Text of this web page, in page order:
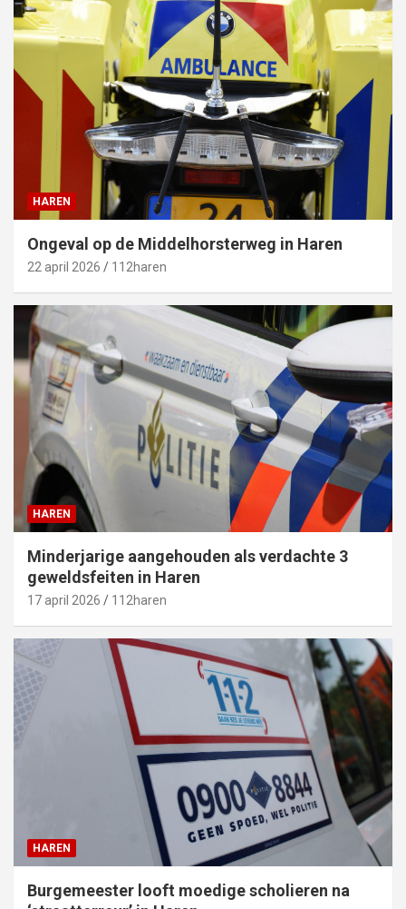
HAREN
Ongeval op de Middelhorsterweg in Haren
22 april 2026 112haren
HAREN
Minderjarige aangehouden als verdachte 3
geweldsfeiten in Haren
17 april 2026 112haren
HAREN
Burgemeester looft moedige scholieren na